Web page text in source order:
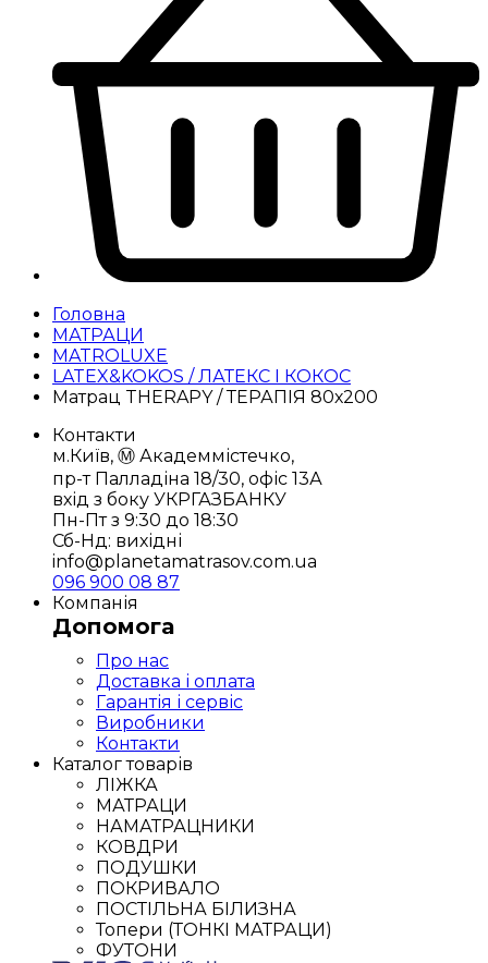
Головна
МАТРАЦИ
MATROLUXE
LATEX&KOKOS / ЛАТЕКС І КОКОС
Матрац THERAPY / ТЕРАПІЯ 80х200
Контакти
м.Київ, Ⓜ️ Академмістечко,
пр-т Палладіна 18/30, офіс 13А
вхід з боку УКРГАЗБАНКУ
Пн-Пт з 9:30 до 18:30
Сб-Нд: вихідні
info@planetamatrasov.com.ua
096 900 08 87
Компанія
Допомога
Про нас
Доставка і оплата
Гарантія і сервіс
Виробники
Контакти
Каталог товарів
ЛІЖКА
МАТРАЦИ
НАМАТРАЦНИКИ
КОВДРИ
ПОДУШКИ
ПОКРИВАЛО
ПОСТІЛЬНА БІЛИЗНА
Топери (ТОНКІ МАТРАЦИ)
ФУТОНИ